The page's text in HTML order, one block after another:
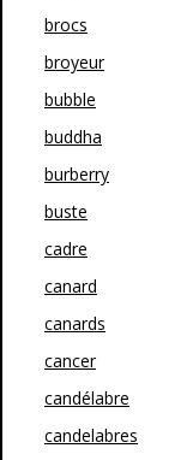
brocs
broyeur
bubble
buddha
burberry
buste
cadre
canard
canards
cancer
candélabre
candelabres